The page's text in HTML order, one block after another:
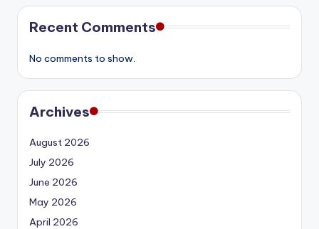
Recent Comments
No comments to show.
Archives
August 2026
July 2026
June 2026
May 2026
April 2026